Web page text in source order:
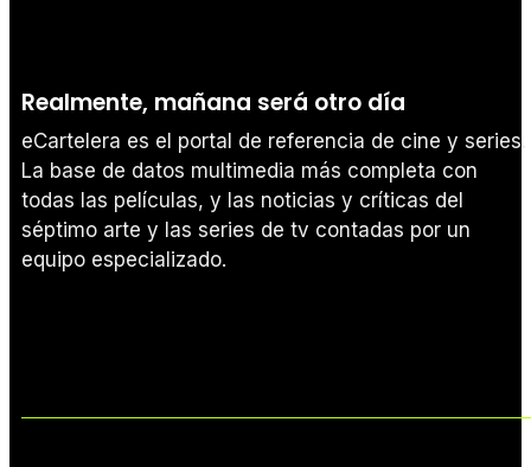
Realmente, mañana será otro día
eCartelera es el portal de referencia de cine y series.
La base de datos multimedia más completa con
todas las películas, y las noticias y críticas del
séptimo arte y las series de tv contadas por un
equipo especializado.